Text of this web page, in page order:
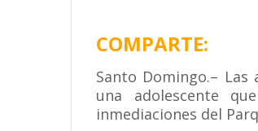
COMPARTE:
Santo Domingo.–
una adolescente
inmediaciones del